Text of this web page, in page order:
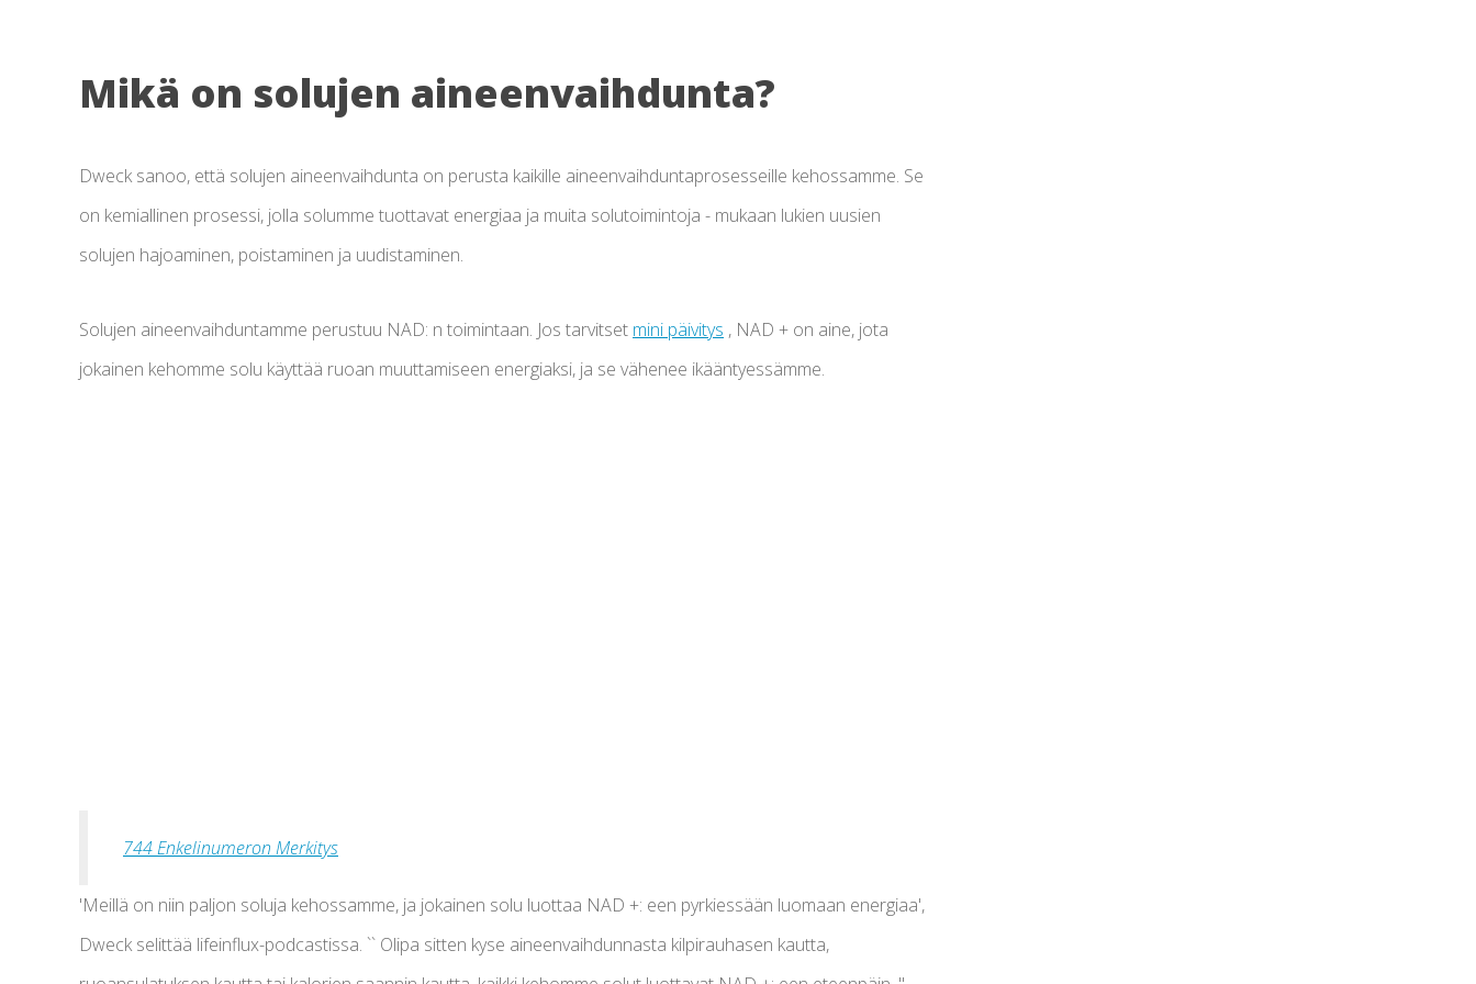
Mikä on solujen aineenvaihdunta?
Dweck sanoo, että solujen aineenvaihdunta on perusta kaikille aineenvaihduntaprosesseille kehossamme. Se
on kemiallinen prosessi, jolla solumme tuottavat energiaa ja muita solutoimintoja - mukaan lukien uusien
solujen hajoaminen, poistaminen ja uudistaminen.
Solujen aineenvaihduntamme perustuu NAD: n toimintaan. Jos tarvitset mini päivitys , NAD + on aine, jota
jokainen kehomme solu käyttää ruoan muuttamiseen energiaksi, ja se vähenee ikääntyessämme.
744 Enkelinumeron Merkitys
'Meillä on niin paljon soluja kehossamme, ja jokainen solu luottaa NAD +: een pyrkiessään luomaan energiaa',
Dweck selittää lifeinflux-podcastissa. `` Olipa sitten kyse aineenvaihdunnasta kilpirauhasen kautta,